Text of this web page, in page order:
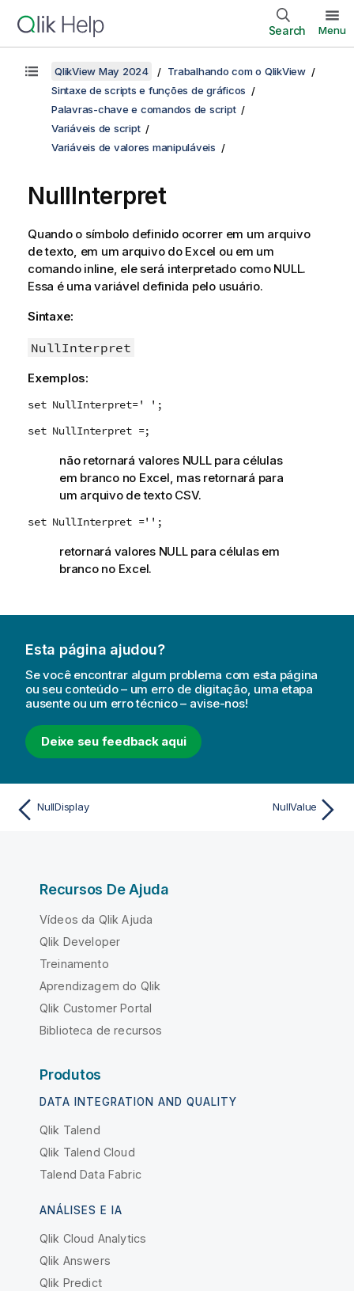
Search Menu
QlikView May 2024
Trabalhando com o QlikView
Sintaxe de scripts e funções de gráficos
Palavras-chave e comandos de script
Variáveis de script
Variáveis de valores manipuláveis
NullInterpret
Quando o símbolo definido ocorrer em um arquivo
de texto, em um arquivo do Excel ou em um
comando inline, ele será interpretado como NULL.
Essa é uma variável definida pelo usuário.
Sintaxe:
NullInterpret
Exemplos:
set NullInterpret=' ';
set NullInterpret =;
não retornará valores NULLpara células
em branco no Excel, mas retornará para
um arquivo de texto CSV.
set NullInterpret ='';
retornará valores NULLpara células em
branco no Excel.
Esta página ajudou?
Se você encontrar algum problema com esta página
ou seu conteúdo – um erro de digitação, uma etapa
ausente ou um erro técnico – avise-nos!
Deixe seu feedback aqui
NullDisplay NullValue
Recursos De Ajuda
Vídeos da Qlik Ajuda
Qlik Developer
Treinamento
Aprendizagem do Qlik
Qlik Customer Portal
Biblioteca de recursos
Produtos
DATA INTEGRATION AND QUALITY
Qlik Talend
Qlik Talend Cloud
Talend Data Fabric
ANÁLISES E IA
Qlik Cloud Analytics
Qlik Answers
Qlik Predict